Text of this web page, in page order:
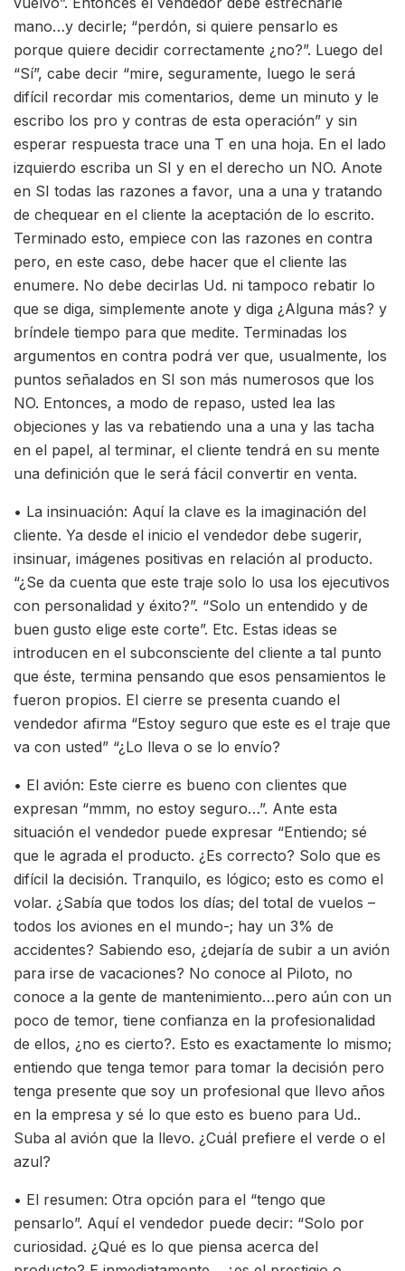
mano…y decirle; “perdón, si quiere pensarlo es
porque quiere decidir correctamente ¿no?”. Luego del
“Sí”, cabe decir “mire, seguramente, luego le será
difícil recordar mis comentarios, deme un minuto y le
escribo los pro y contras de esta operación” y sin
esperar respuesta trace una T en una hoja. En el lado
izquierdo escriba un SI y en el derecho un NO. Anote
en SI todas las razones a favor, una a una y tratando
de chequear en el cliente la aceptación de lo escrito.
Terminado esto, empiece con las razones en contra
pero, en este caso, debe hacer que el cliente las
enumere. No debe decirlas Ud. ni tampoco rebatir lo
que se diga, simplemente anote y diga ¿Alguna más? y
bríndele tiempo para que medite. Terminadas los
argumentos en contra podrá ver que, usualmente, los
puntos señalados en SI son más numerosos que los
NO. Entonces, a modo de repaso, usted lea las
objeciones y las va rebatiendo una a una y las tacha
en el papel, al terminar, el cliente tendrá en su mente
una definición que le será fácil convertir en venta.
• La insinuación: Aquí la clave es la imaginación del
cliente. Ya desde el inicio el vendedor debe sugerir,
insinuar, imágenes positivas en relación al producto.
“¿Se da cuenta que este traje solo lo usa los ejecutivos
con personalidad y éxito?”. “Solo un entendido y de
buen gusto elige este corte”. Etc. Estas ideas se
introducen en el subconsciente del cliente a tal punto
que éste, termina pensando que esos pensamientos le
fueron propios. El cierre se presenta cuando el
vendedor afirma “Estoy seguro que este es el traje que
va con usted” “¿Lo lleva o se lo envío?
• El avión: Este cierre es bueno con clientes que
expresan “mmm, no estoy seguro…”. Ante esta
situación el vendedor puede expresar “Entiendo; sé
que le agrada el producto. ¿Es correcto? Solo que es
difícil la decisión. Tranquilo, es lógico; esto es como el
volar. ¿Sabía que todos los días; del total de vuelos –
todos los aviones en el mundo-; hay un 3% de
accidentes? Sabiendo eso, ¿dejaría de subir a un avión
para irse de vacaciones? No conoce al Piloto, no
conoce a la gente de mantenimiento…pero aún con un
poco de temor, tiene confianza en la profesionalidad
de ellos, ¿no es cierto?. Esto es exactamente lo mismo;
entiendo que tenga temor para tomar la decisión pero
tenga presente que soy un profesional que llevo años
en la empresa y sé lo que esto es bueno para Ud..
Suba al avión que la llevo. ¿Cuál prefiere el verde o el
azul?
• El resumen: Otra opción para el “tengo que
pensarlo”. Aquí el vendedor puede decir: “Solo por
curiosidad. ¿Qué es lo que piensa acerca del